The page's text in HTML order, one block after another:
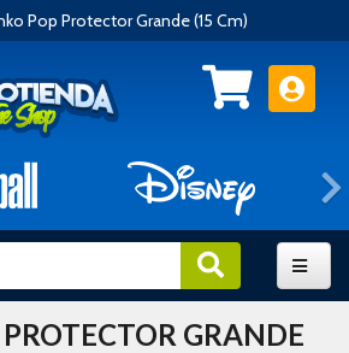
Pop Protector Grande (15 Cm)
GRANDE